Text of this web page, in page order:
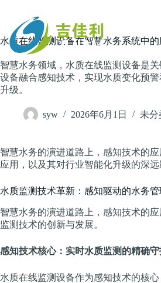
容
水质在线监测设备在智慧水务系统中
智慧水务领域，水质在线监测设备是
设备融合感知技术，实现水质变化预
升级。
syw 2026年6月1日 未分
智慧水务的演进道路上，感知技术的
应用，以及其对行业智能化升级的深远
水质监测技术革新：感知驱动的水务
智慧水务的演进道路上，感知技术的
监测技术的创新与发展。
感知技术核心：实时水质监测的精确守
水质在线监测设备作为感知技术的核